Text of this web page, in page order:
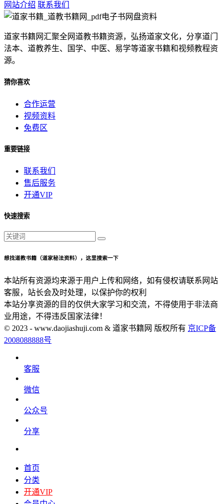
网站介绍 联系我们
道家书籍网汇聚全网道教书籍资源，弘扬道家文化，分享道门
法本、道教养生、国学、中医、易学等道家书籍和视频教程资
源。
猜你喜欢
合作运营
视频资料
免费区
重要链接
联系我们
售后服务
开通VIP
快速搜索
想找道教书籍（道家秘法资料），这里搜索一下
本站所有资源均来源于用户上传和网络，如有侵权请联系网站
客服，站长会及时处理，以保护你的权利
本站分享资源的目的仅供大家学习和交流，不得使用于非法商
业用途，不得违反国家法律！
© 2023 - www.daojiashuji.com & 道家书籍网 版权所有 京ICP备
2008088888号
客服
微信
公众号
分享
首页
分类
开通VIP